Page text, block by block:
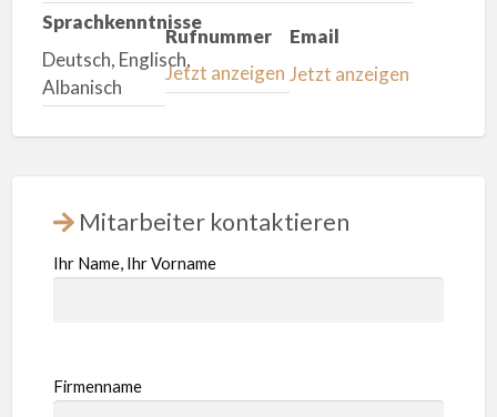
Sprachkenntnisse
Deutsch, Englisch,
Albanisch
Rufnummer
Jetzt anzeigen
Email
Jetzt anzeigen
Mitarbeiter kontaktieren
Ihr Name, Ihr Vorname
Firmenname